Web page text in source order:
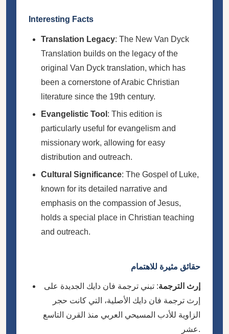
Interesting Facts
Translation Legacy: The New Van Dyck
Translation builds on the legacy of the
original Van Dyck translation, which has
been a cornerstone of Arabic Christian
literature since the 19th century.
Evangelistic Tool : This edition is
particularly useful for evangelism and
missionary work, allowing for easy
distribution and outreach.
Cultural Significance: The Gospel of Luke,
known for its detailed narrative and
emphasis on the compassion of Jesus,
holds a special place in Christian teaching
and outreach.
حقائق مثيرة للاهتمام
إرث الترجمة: تبني ترجمة فان دايك الجديدة على
إرث ترجمة فان دايك الأصلية، التي كانت حجر
الزاوية للأدب المسيحي العربي منذ القرن التاسع
عشر.